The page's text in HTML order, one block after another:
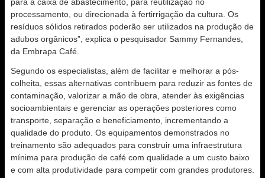
processamento, ou direcionada à fertirrigação da cultura. Os
resíduos sólidos retirados poderão ser utilizados na produção de
adubos orgânicos”, explica o pesquisador Sammy Fernandes,
da Embrapa Café.
Segundo os especialistas, além de facilitar e melhorar a pós-
colheita, essas alternativas contribuem para reduzir as fontes de
contaminação, valorizar a mão de obra, atender às exigências
socioambientais e gerenciar as operações posteriores como
transporte, separação e beneficiamento, incrementando a
qualidade do produto. Os equipamentos demonstrados no
treinamento são adequados para construir uma infraestrutura
mínima para produção de café com qualidade a um custo baixo
e com alta produtividade para competir com grandes produtores.